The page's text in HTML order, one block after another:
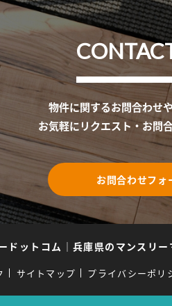
物件に関するお問合わせ
お気軽にリクエスト・お問
お問合わせフォ
ドットコム ｜ 兵庫県のマンスリ
サイトマップ プライバシーポリ